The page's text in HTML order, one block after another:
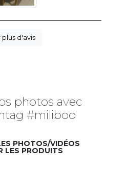
plus d'avis
photos avec
#miliboo
PHOTOS/VIDÉOS
LES PRODUITS